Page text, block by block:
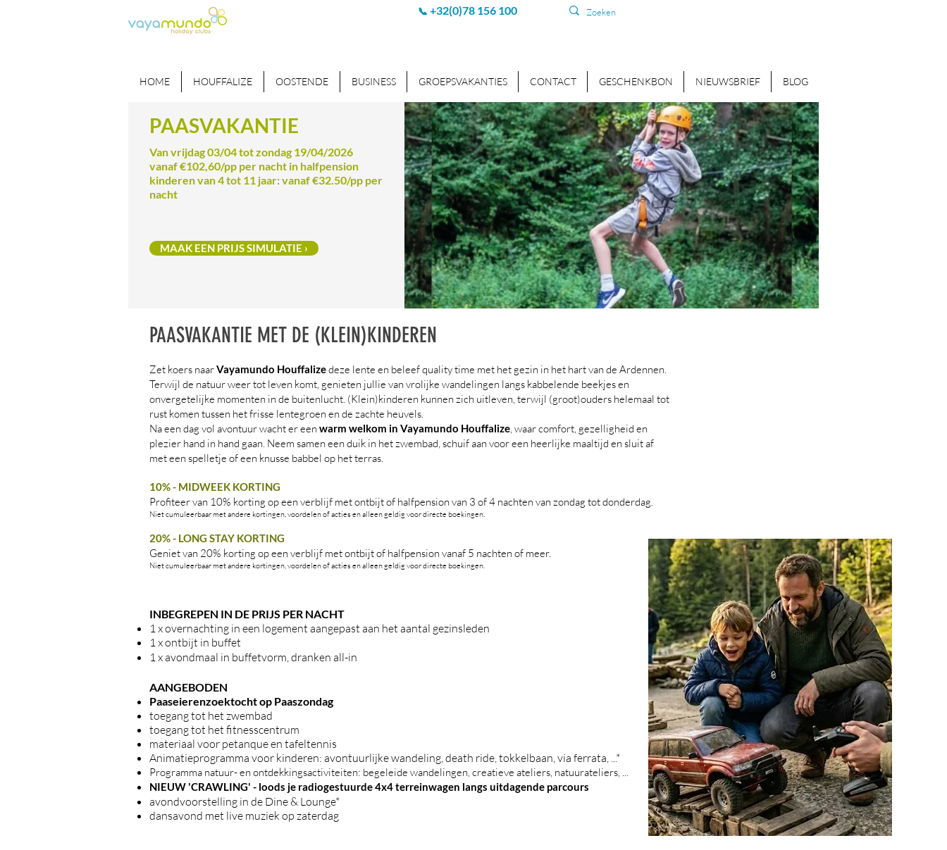
📞 +32(0)78 156 100
HOME HOUFFALIZE OOSTENDE BUSINESS GROEPSVAKANTIES CONTACT GESCHENKBON NIEUWSBRIEF BLOG
PAASVAKANTIE
Van vrijdag 03/04 tot zondag 19/04/2026
vanaf €102,60/pp per nacht in halfpension
kinderen van 4 tot 11 jaar: vanaf €32.50/pp per
nacht
MAAK EEN PRIJS SIMULATIE ›
PAASVAKANTIE MET DE (KLEIN)KINDEREN
Zet koers naarVayamundo Houffalizedeze lente en beleef quality time met het gezin in het hart van de Ardennen.
Terwijl de natuur weer tot leven komt, genieten jullie van vrolijke wandelingen langs kabbelende beekjes en
onvergetelijke momenten in de buitenlucht. (Klein)kinderen kunnen zich uitleven, terwijl (groot)ouders helemaal tot
rust komen tussen het frisse lentegroen en de zachte heuvels.
Na een dag vol avontuur wacht er een warm welkom in Vayamundo Houffalize, waar comfort, gezelligheid en
plezier hand in hand gaan. Neem samen een duik in het zwembad, schuif aan voor een heerlijke maaltijd en sluit af
met een spelletje of een knusse babbel op het terras.
10% - MIDWEEK KORTING
Profiteer van 10% korting op een verblijf met ontbijt of halfpension van 3 of 4 nachten van zondag tot donderdag.
Niet cumuleerbaar met andere kortingen, voordelen of acties en alleen geldig voor directe boekingen.
20% - LONG STAY KORTING
Geniet van 20% korting op een verblijf met ontbijt of halfpension vanaf 5 nachten of meer.
Niet cumuleerbaar met andere kortingen, voordelen of acties en alleen geldig voor directe boekingen.
INBEGREPEN IN DE PRIJS PER NACHT
1 x overnachting in een logement aangepast aan het aantal gezinsleden
1 x ontbijt in buffet
1 x avondmaal in buffetvorm, dranken all-in
AANGEBODEN
Paaseierenzoektocht op Paaszondag
toegang tot het zwembad
toegang tot het fitnesscentrum
materiaal voor petanque en tafeltennis
Animatieprogramma voor kinderen: avontuurlijke wandeling, death ride, tokkelbaan, via ferrata, ...*
Programma natuur- en ontdekkingsactiviteiten: begeleide wandelingen, creatieve ateliers, natuurateliers, ...
NIEUW 'CRAWLING' - loods je radiogestuurde 4x4 terreinwagen langs uitdagende parcours
avondvoorstelling in de Dine & Lounge*
dansavond met live muziek op zaterdag